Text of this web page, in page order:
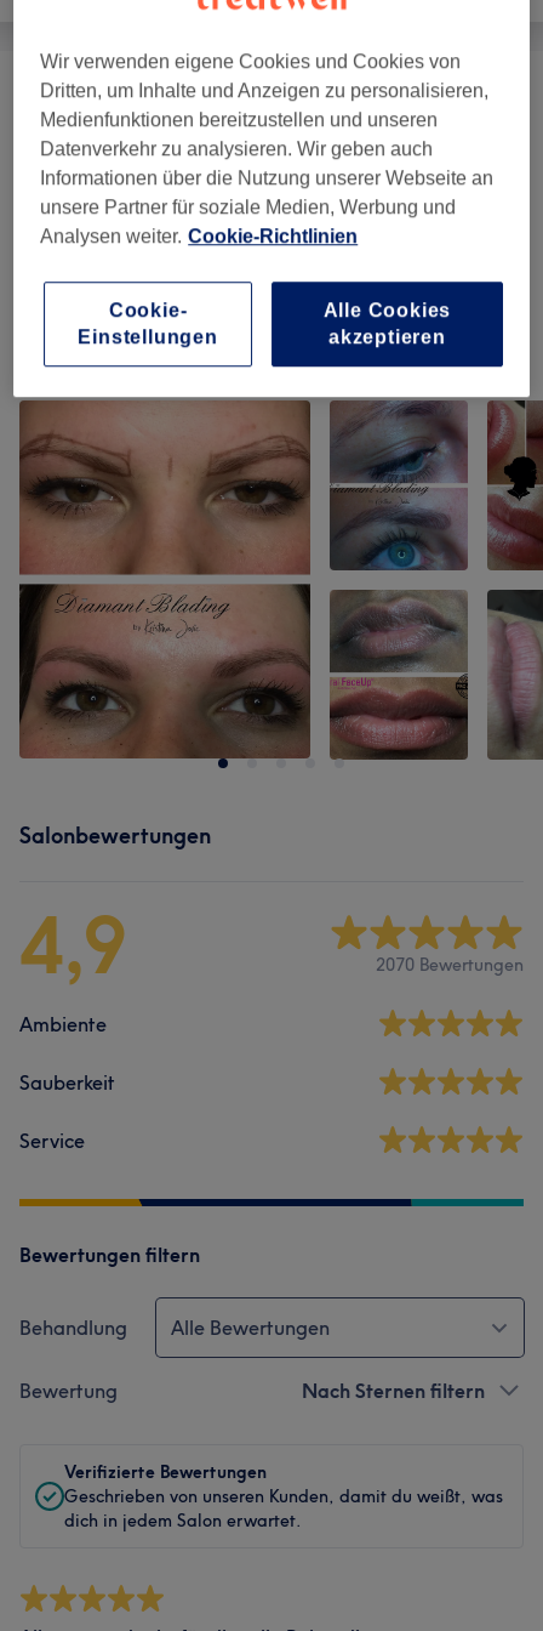
SOMMERSPECIALS 2026 (1) 50 €
IPL SKIN & HAIR ( 4) ab 20 €
WAXING 1) ab 15 €
THREADING (1) ab 15 €
Unsere Arbeit
Salonbewertungen
4,9 2070 Bewertungen
Ambiente
Sauberkeit
Service
Bewertungen filtern
Behandlung Alle Bewertungen
Bewertung Nach Sternen filtern
Verifizierte Bewertungen
Geschrieben von unseren Kunden, damit du weißt, was
dich in jedem Salon erwartet.
Wir verwenden eigene Cookies und Cookies von
Dritten, um Inhalte und Anzeigen zu personalisieren,
Medienfunktionen bereitzustellen und unseren
Datenverkehr zu analysieren. Wir geben auch
Informationen über die Nutzung unserer Webseite an
unsere Partner für soziale Medien, Werbung und
Analysen weiter. Cookie-Richtlinien
Cookie-
Einstellungen
Alle Cookies
akzeptieren